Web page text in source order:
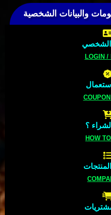
والبيانات الشخصية
LOGIN /
؟
HOW